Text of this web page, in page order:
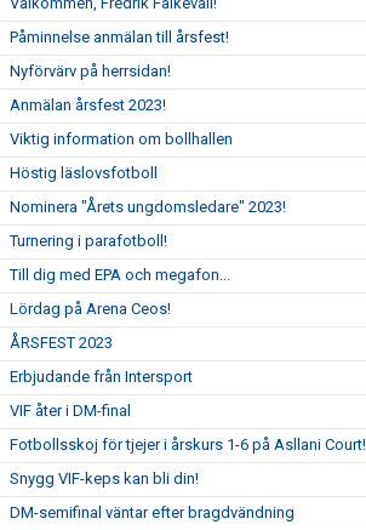
Påminnelse anmälan till årsfest!
Nyförvärv på herrsidan!
Anmälan årsfest 2023!
Viktig information om bollhallen
Höstig läslovsfotboll
Nominera "Årets ungdomsledare" 2023!
Turnering i parafotboll!
Till dig med EPA och megafon...
Lördag på Arena Ceos!
ÅRSFEST 2023
Erbjudande från Intersport
VIF åter i DM-final
Fotbollsskoj för tjejer i årskurs 1-6 på Asllani Court!
Snygg VIF-keps kan bli din!
DM-semifinal väntar efter bragdvändning